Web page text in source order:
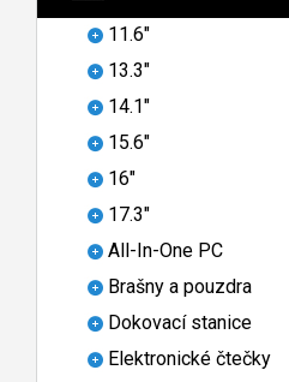
11.6"
13.3"
14.1"
15.6"
16"
17.3"
All-In-One PC
Brašny a pouzdra
Dokovací stanice
Elektronické čtečky